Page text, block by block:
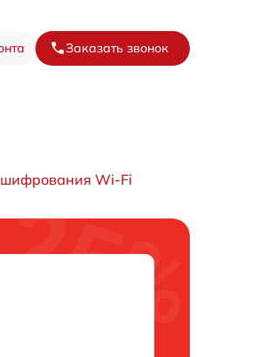
Заказать звонок
Wi-Fi